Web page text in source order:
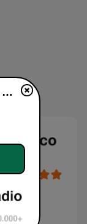
México
Radio Rock en Español México en vivo